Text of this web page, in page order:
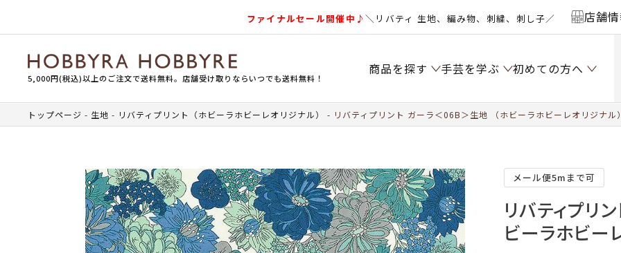
ファイナルセール開催中♪＼リバティ 生地、編み物、刺繍、刺し子／ 店舗
5,000円(税込)以上のご注文で送料無料。店舗受け取りならいつでも送料無料！
商品を探す 手芸を学ぶ 初めての方へ
トップページ 生地 リバティプリント（ホビーラホビーレオリジナル） リバティプリント ガーラ＜06B＞生地 （ホビーラホビーレオリジナル
メール便5mまで可
リバティプリ
ビーラホビー